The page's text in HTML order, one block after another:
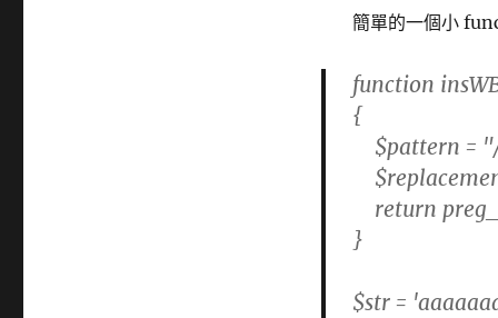
簡單的一個小
function
{
$pattern =
return
}
$str =